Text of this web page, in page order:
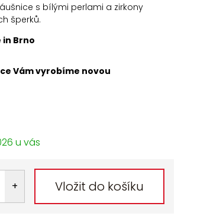
s bílými perlami a zirkony
šperků.
Brno
Vám vyrobíme novou
Vložit do košíku